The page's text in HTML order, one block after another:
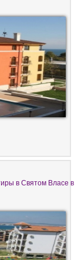
в Святом Власе в